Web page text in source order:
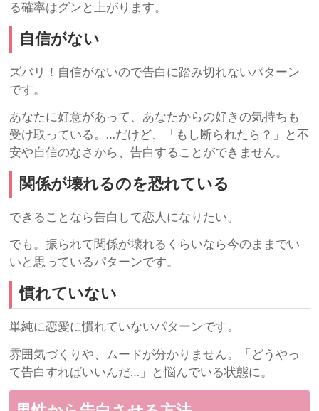
る確率はグンと上がります。
自信がない
ズバリ！自信がないので告白に踏み切れないパターン
です。
あなたに好意があって、あなたからの好きの気持ちも
受け取っている。…だけど、「もし断られたら？」と不
安や自信のなさから、告白することができません。
関係が壊れるのを恐れている
できることなら告白して恋人になりたい。
でも。振られて関係が壊れるくらいなら今のままでい
いと思っているパターンです。
慣れていない
単純に恋愛に慣れていないパターンです。
雰囲気づくりや、ムードが分かりません。「どうやっ
て告白すればいいんだ…」と悩んでいる状態に。